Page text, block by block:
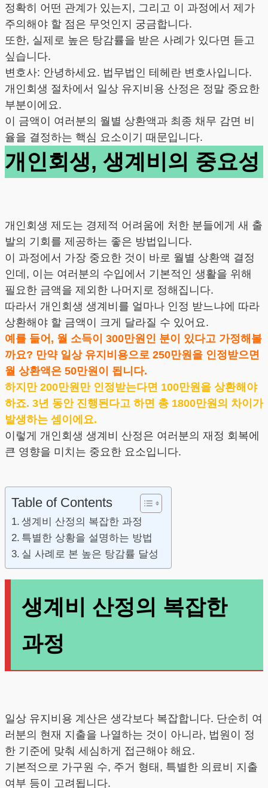
정확히 어떤 관계가 있는지, 그리고 이 과정에서 제가
주의해야 할 점은 무엇인지 궁금합니다.
또한, 실제로 높은 탕감률을 받은 사례가 있다면 듣고
싶습니다.
변호사: 안녕하세요. 법무법인 테헤란 변호사입니다.
개인회생 절차에서 일상 유지비용 산정은 정말 중요한
부분이에요.
이 금액이 여러분의 월별 상환액과 최종 채무 감면 비
율을 결정하는 핵심 요소이기 때문입니다.
개인회생, 생계비의 중요성
개인회생 제도는 경제적 어려움에 처한 분들에게 새 출
발의 기회를 제공하는 좋은 방법입니다.
이 과정에서 가장 중요한 것이 바로 월별 상환액 결정
인데, 이는 여러분의 수입에서 기본적인 생활을 위해
필요한 금액을 제외한 나머지로 정해집니다.
따라서 개인회생 생계비를 얼마나 인정 받느냐에 따라
상환해야 할 금액이 크게 달라질 수 있어요.
예를 들어, 월 소득이 300만원인 분이 있다고 가정해볼
까요? 만약 일상 유지비용으로 250만원을 인정받으면
월 상환액은 50만원이 됩니다.
하지만 200만원만 인정받는다면 100만원을 상환해야
하죠. 3년 동안 진행된다고 하면 총 1800만원의 차이가
발생하는 셈이에요.
이렇게 개인회생 생계비 산정은 여러분의 재정 회복에
큰 영향을 미치는 중요한 요소입니다.
Table of Contents
생계비 산정의 복잡한 과정
특별한 상황을 설명하는 방법
실 사례로 본 높은 탕감률 달성
생계비 산정의 복잡한
과정
일상 유지비용 계산은 생각보다 복잡합니다. 단순히 여
러분의 현재 지출을 나열하는 것이 아니라, 법원이 정
한 기준에 맞춰 세심하게 접근해야 해요.
기본적으로 가구원 수, 주거 형태, 특별한 의료비 지출
여부 등이 고려됩니다.